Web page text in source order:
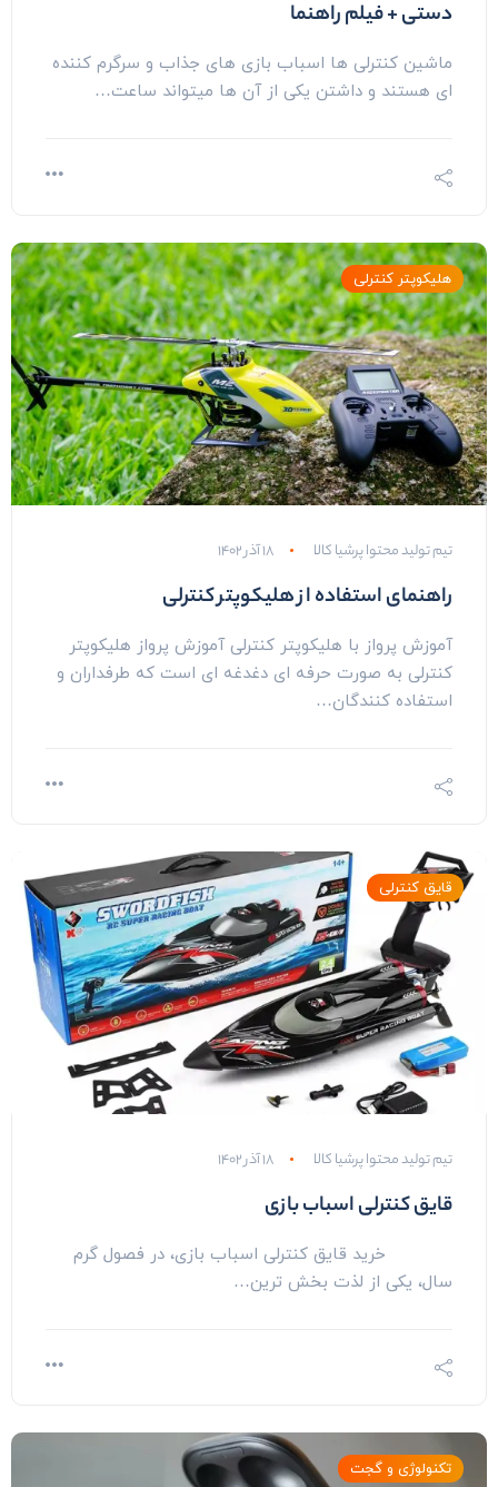
دستی + فیلم راهنما
ماشین کنترلی ها اسباب بازی های جذاب و سرگرم کننده
ای هستند و داشتن یکی از آن ها میتواند ساعت…
هلیکوپتر کنترلی
تیم تولید محتوا پرشیا کالا ۱۸ آذر ۱۴۰۲
راهنمای استفاده از هلیکوپتر کنترلی
آموزش پرواز با هلیکوپتر کنترلی آموزش پرواز هلیکوپتر
کنترلی به صورت حرفه ای دغدغه ای است که طرفداران و
استفاده کنندگان…
قایق کنترلی
تیم تولید محتوا پرشیا کالا ۱۸ آذر ۱۴۰۲
قایق کنترلی اسباب بازی
خرید قایق کنترلی اسباب بازی، در فصول گرم
سال، یکی از لذت بخش ترین…
تکنولوژی و گجت